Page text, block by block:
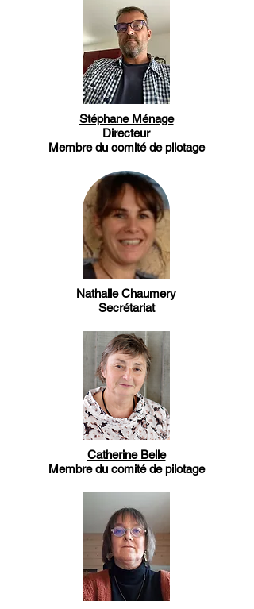
Stéphane Ménage
Directeur
Membre du comité de pilotage
Nathalie Chaumery
Secrétariat
Catherine Belle
Membre du comité de pilotage